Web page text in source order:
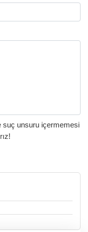
suç unsuru içermemesi